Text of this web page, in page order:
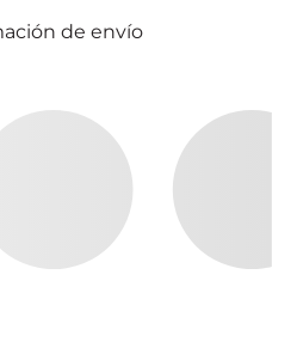
de envío